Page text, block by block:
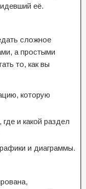
её.
сложное
а простыми
то, как вы
которую
и какой раздел
и диаграммы.